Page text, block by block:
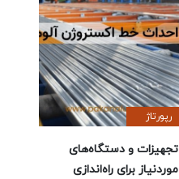
رپورتاژ
تجهیزات و دستگاه‌های
موردنیاز برای راه‌اندازی